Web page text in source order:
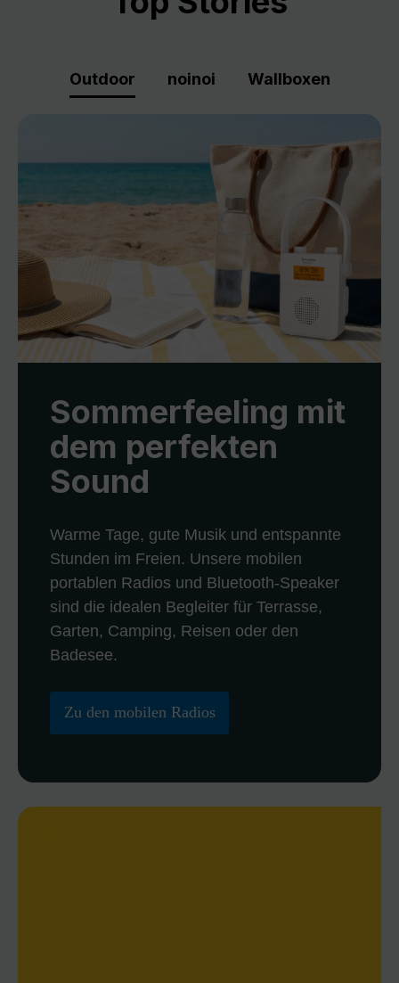
Outdoor noinoi Wallboxen
Sommerfeeling mit
dem perfekten
Sound
Warme Tage, gute Musik und entspannte
Stunden im Freien. Unsere mobilen
portablen Radios und Bluetooth-Speaker
sind die idealen Begleiter für Terrasse,
Garten, Camping, Reisen oder den
Badesee.
Zu den mobilen Radios